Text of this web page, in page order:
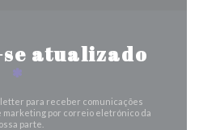
atualizado
*
para receber comunicações
marketing por correio eletrónico da
parte.